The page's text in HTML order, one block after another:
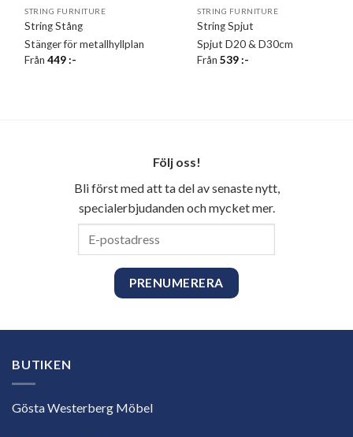
STRING FURNITURE
String Stång
Stänger för metallhyllplan
Från449:-
STRING FURNITURE
String Spjut
Spjut D20 & D30cm
Från539:-
Följ oss!
Bli först med att ta del av senaste nytt,
specialerbjudanden och mycket mer.
BUTIKEN
Gösta Westerberg Möbel